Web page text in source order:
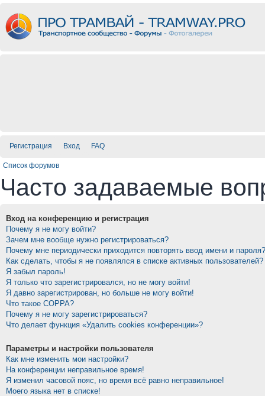
Регистрация Вход FAQ
Список форумов
Часто задаваемые
Вход на конференцию и регистрация
Почему я не могу войти?
Зачем мне вообще нужно регистрироваться?
Почему мне периодически приходится повторять ввод имени и пароля?
Как сделать, чтобы я не появлялся в списке активных пользователей?
Я забыл пароль!
Я только что зарегистрировался, но не могу войти!
Я давно зарегистрирован, но больше не могу войти!
Что такое COPPA?
Почему я не могу зарегистрироваться?
Что делает функция «Удалить cookies конференции»?
Параметры и настройки пользователя
Как мне изменить мои настройки?
На конференции неправильное время!
Я изменил часовой пояс, но время всё равно неправильное!
Моего языка нет в списке!